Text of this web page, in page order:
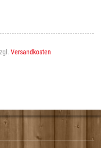
Versandkosten